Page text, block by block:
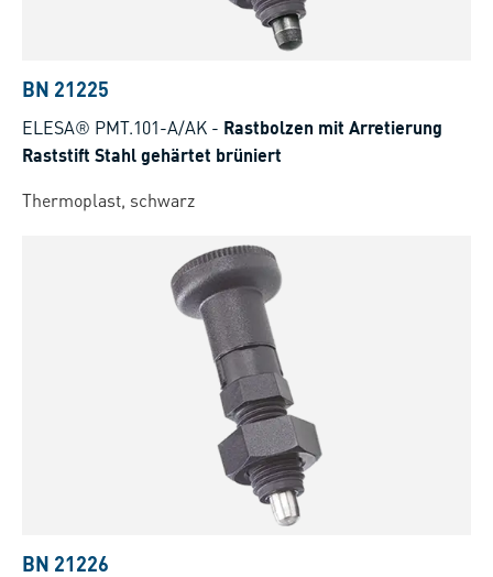
BN 21225
ELESA® PMT.101-A/AK - Rastbolzen mit Arretierung
Raststift Stahl gehärtet brüniert
Thermoplast, schwarz
BN 21226